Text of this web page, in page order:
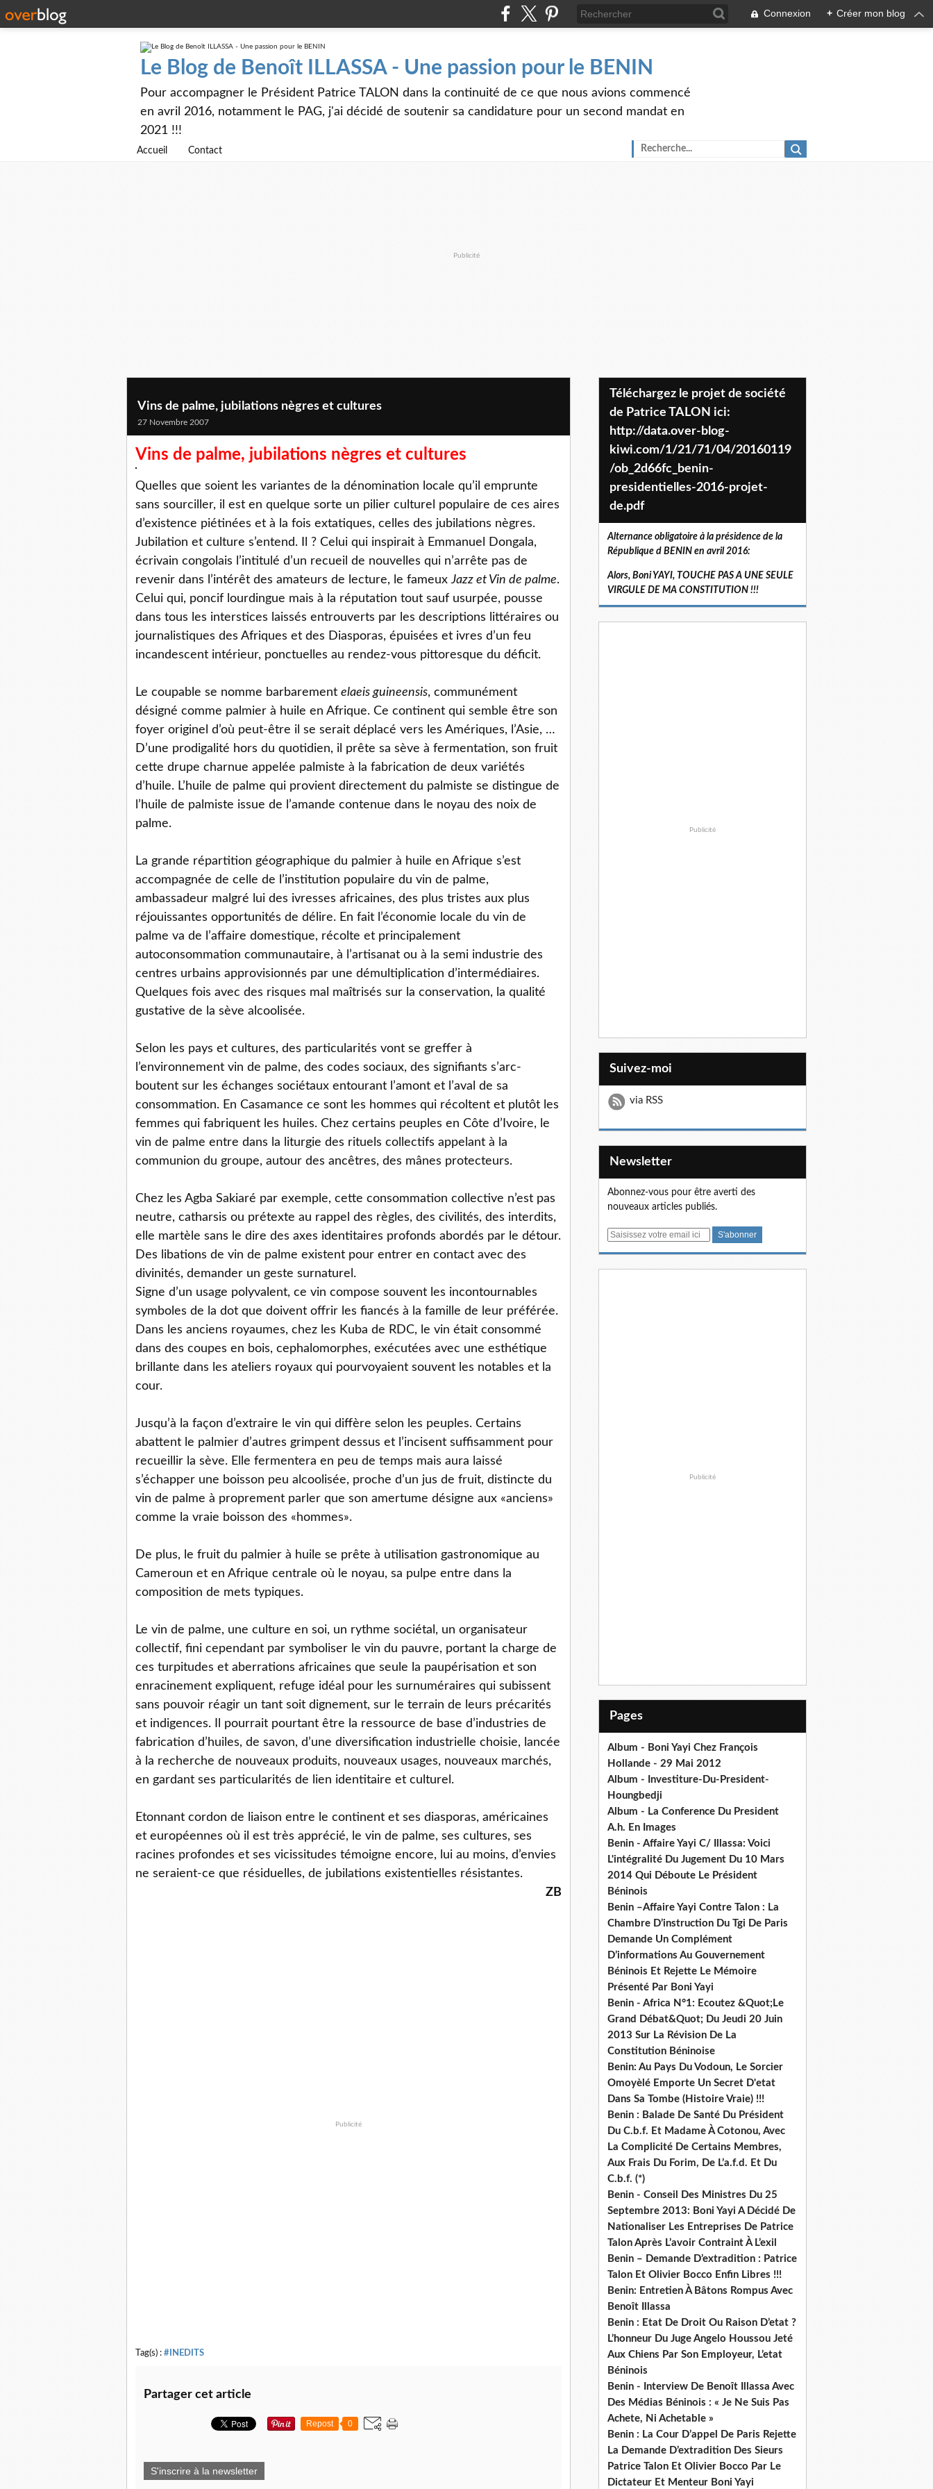
Connexion + Créer mon blog
Le Blog de Benoît ILLASSA - Une passion pour le BENIN
Pour accompagner le Président Patrice TALON dans la continuité de ce que nous avions commencé
en avril 2016, notamment le PAG, j'ai décidé de soutenir sa candidature pour un second mandat en
2021 !!!
Accueil Contact
Publicité
Vins de palme, jubilations nègres et cultures
27 Novembre 2007
Vins de palme, jubilations nègres et cultures
Quelles que soient les variantes de la dénomination locale qu’il emprunte
sans sourciller, il est en quelque sorte un pilier culturel populaire de ces aires
d’existence piétinées et à la fois extatiques, celles des jubilations nègres.
Jubilation et culture s’entend. Il ? Celui qui inspirait à Emmanuel Dongala,
écrivain congolais l’intitulé d’un recueil de nouvelles qui n’arrête pas de
revenir dans l’intérêt des amateurs de lecture, le fameuxJazz et Vin de palme.
Celui qui, poncif lourdingue mais à la réputation tout sauf usurpée, pousse
dans tous les interstices laissés entrouverts par les descriptions littéraires ou
journalistiques des Afriques et des Diasporas, épuisées et ivres d’un feu
incandescent intérieur, ponctuelles au rendez-vous pittoresque du déficit.
Le coupable se nomme barbarement elaeis guineensis, communément
désigné comme palmier à huile en Afrique. Ce continent qui semble être son
foyer originel d’où peut-être il se serait déplacé vers les Amériques, l’Asie, …
D’une prodigalité hors du quotidien, il prête sa sève à fermentation, son fruit
cette drupe charnue appelée palmiste à la fabrication de deux variétés
d’huile. L’huile de palme qui provient directement du palmiste se distingue de
l’huile de palmiste issue de l’amande contenue dans le noyau des noix de
palme.
La grande répartition géographique du palmier à huile en Afrique s’est
accompagnée de celle de l’institution populaire du vin de palme,
ambassadeur malgré lui des ivresses africaines, des plus tristes aux plus
réjouissantes opportunités de délire. En fait l’économie locale du vin de
palme va de l’affaire domestique, récolte et principalement
autoconsommation communautaire, à l’artisanat ou à la semi industrie des
centres urbains approvisionnés par une démultiplication d’intermédiaires.
Quelques fois avec des risques mal maîtrisés sur la conservation, la qualité
gustative de la sève alcoolisée.
Selon les pays et cultures, des particularités vont se greffer à
l’environnement vin de palme, des codes sociaux, des signifiants s’arc-
boutent sur les échanges sociétaux entourant l’amont et l’aval de sa
consommation. En Casamance ce sont les hommes qui récoltent et plutôt les
femmes qui fabriquent les huiles. Chez certains peuples en Côte d’Ivoire, le
vin de palme entre dans la liturgie des rituels collectifs appelant à la
communion du groupe, autour des ancêtres, des mânes protecteurs.
Chez les Agba Sakiaré par exemple, cette consommation collective n’est pas
neutre, catharsis ou prétexte au rappel des règles, des civilités, des interdits,
elle martèle sans le dire des axes identitaires profonds abordés par le détour.
Des libations de vin de palme existent pour entrer en contact avec des
divinités, demander un geste surnaturel.
Signe d’un usage polyvalent, ce vin compose souvent les incontournables
symboles de la dot que doivent offrir les fiancés à la famille de leur préférée.
Dans les anciens royaumes, chez les Kuba de RDC, le vin était consommé
dans des coupes en bois, cephalomorphes, exécutées avec une esthétique
brillante dans les ateliers royaux qui pourvoyaient souvent les notables et la
cour.
Jusqu’à la façon d’extraire le vin qui diffère selon les peuples. Certains
abattent le palmier d’autres grimpent dessus et l’incisent suffisamment pour
recueillir la sève. Elle fermentera en peu de temps mais aura laissé
s’échapper une boisson peu alcoolisée, proche d’un jus de fruit, distincte du
vin de palme à proprement parler que son amertume désigne aux «anciens»
comme la vraie boisson des «hommes».
De plus, le fruit du palmier à huile se prête à utilisation gastronomique au
Cameroun et en Afrique centrale où le noyau, sa pulpe entre dans la
composition de mets typiques.
Le vin de palme, une culture en soi, un rythme sociétal, un organisateur
collectif, fini cependant par symboliser le vin du pauvre, portant la charge de
ces turpitudes et aberrations africaines que seule la paupérisation et son
enracinement expliquent, refuge idéal pour les surnuméraires qui subissent
sans pouvoir réagir un tant soit dignement, sur le terrain de leurs précarités
et indigences. Il pourrait pourtant être la ressource de base d’industries de
fabrication d’huiles, de savon, d’une diversification industrielle choisie, lancée
à la recherche de nouveaux produits, nouveaux usages, nouveaux marchés,
en gardant ses particularités de lien identitaire et culturel.
Etonnant cordon de liaison entre le continent et ses diasporas, américaines
et européennes où il est très apprécié, le vin de palme, ses cultures, ses
racines profondes et ses vicissitudes témoigne encore, lui au moins, d’envies
ne seraient-ce que résiduelles, de jubilations existentielles résistantes.
ZB
Publicité
Tag(s) : #INEDITS
Partager cet article
Repost 0
S'inscrire à la newsletter
Téléchargez le projet de société
de Patrice TALON ici:
http://data.over-blog-
kiwi.com/1/21/71/04/20160119
/ob_2d66fc_benin-
presidentielles-2016-projet-
de.pdf
Alternance obligatoire à la présidence de la
République d BENIN en avril 2016:
Alors, Boni YAYI, TOUCHE PAS A UNE SEULE
VIRGULE DE MA CONSTITUTION !!!
Publicité
Suivez-moi
via RSS
Newsletter
Abonnez-vous pour être averti des
nouveaux articles publiés.
E
Publicité
Pages
Album - Boni Yayi Chez François
Hollande - 29 Mai 2012
Album - Investiture-Du-President-
Houngbedji
Album - La Conference Du President
A.h. En Images
Benin - Affaire Yayi C/ Illassa: Voici
L'intégralité Du Jugement Du 10 Mars
2014 Qui Déboute Le Président
Béninois
Benin –Affaire Yayi Contre Talon : La
Chambre D’instruction Du Tgi De Paris
Demande Un Complément
D’informations Au Gouvernement
Béninois Et Rejette Le Mémoire
Présenté Par Boni Yayi
Benin - Africa N°1: Ecoutez &Quot;Le
Grand Débat&Quot; Du Jeudi 20 Juin
2013 Sur La Révision De La
Constitution Béninoise
Benin: Au Pays Du Vodoun, Le Sorcier
Omoyèlé Emporte Un Secret D'etat
Dans Sa Tombe (Histoire Vraie) !!!
Benin : Balade De Santé Du Président
Du C.b.f. Et Madame À Cotonou, Avec
La Complicité De Certains Membres,
Aux Frais Du Forim, De L’a.f.d. Et Du
C.b.f. (*)
Benin - Conseil Des Ministres Du 25
Septembre 2013: Boni Yayi A Décidé De
Nationaliser Les Entreprises De Patrice
Talon Après L’avoir Contraint À L’exil
Benin – Demande D’extradition : Patrice
Talon Et Olivier Bocco Enfin Libres !!!
Benin: Entretien À Bâtons Rompus Avec
Benoît Illassa
Benin : Etat De Droit Ou Raison D’etat ?
L’honneur Du Juge Angelo Houssou Jeté
Aux Chiens Par Son Employeur, L’etat
Béninois
Benin - Interview De Benoît Illassa Avec
Des Médias Béninois : « Je Ne Suis Pas
Achete, Ni Achetable »
Benin : La Cour D’appel De Paris Rejette
La Demande D’extradition Des Sieurs
Patrice Talon Et Olivier Bocco Par Le
Dictateur Et Menteur Boni Yayi